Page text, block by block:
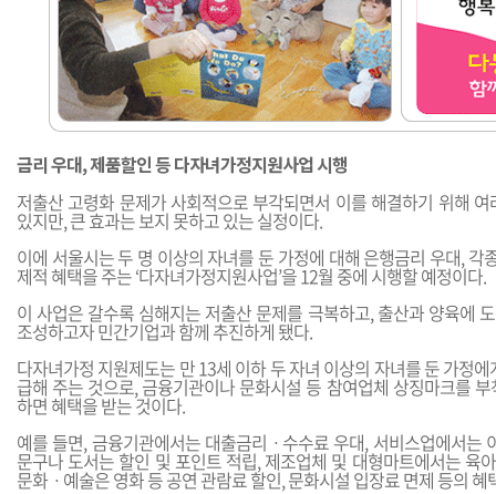
금리 우대, 제품할인 등 다자녀가정지원사업 시행
저출산 고령화 문제가 사회적으로 부각되면서 이를 해결하기 위해
있지만, 큰 효과는 보지 못하고 있는 실정이다.
이에 서울시는 두 명 이상의 자녀를 둔 가정에 대해 은행금리 우대, 각
제적 혜택을 주는 ‘다자녀가정지원사업’을 12월 중에 시행할 예정이다.
이 사업은 갈수록 심해지는 저출산 문제를 극복하고, 출산과 양육에
조성하고자 민간기업과 함께 추진하게 됐다.
다자녀가정 지원제도는 만 13세 이하 두 자녀 이상의 자녀를 둔 가정에
급해 주는 것으로, 금융기관이나 문화시설 등 참여업체 상징마크를
하면 혜택을 받는 것이다.
예를 들면, 금융기관에서는 대출금리ㆍ수수료 우대, 서비스업에서는
문구나 도서는 할인 및 포인트 적립, 제조업체 및 대형마트에서는 육
문화ㆍ예술은 영화 등 공연 관람료 할인, 문화시설 입장료 면제 등의 혜